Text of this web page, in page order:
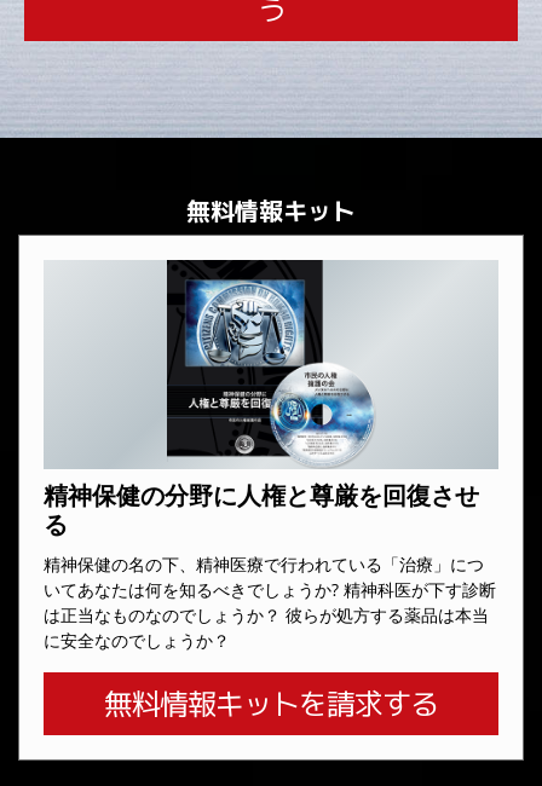
う
無料情報キット
精神保健の分野に人権と尊厳を回復させ
る
精神保健の名の下、精神医療で行われている「治療」につ
いてあなたは何を知るべきでしょうか? 精神科医が下す診断
は正当なものなのでしょうか？ 彼らが処方する薬品は本当
に安全なのでしょうか？
無料情報キットを請求する